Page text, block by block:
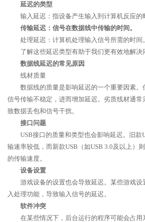
延迟的类型
输入延迟：指设备产生输入到计算机反应的
传输延迟：信号在数据线中传输的时间。
处理延迟：计算机处理输入信号所需的时间。
了解这些延迟类型有助于我们更有效地解决
数据线延迟的常见原因
线材质量
数据线的质量是影响延迟的一个重要因素
信号传输不稳定，进而增加延迟。劣质线材通常
致数据丢包和信号干扰。
接口问题
USB接口的质量和类型也会影响延迟。旧款
输速率较低，而新款USB（如USB 3.0及以上）
的传输速度。
设备设置
游戏设备的设置也会导致延迟。某些游戏
入处理功能，导致输入信号的延迟。
软件冲突
在某些情况下，后台运行的程序可能会占用